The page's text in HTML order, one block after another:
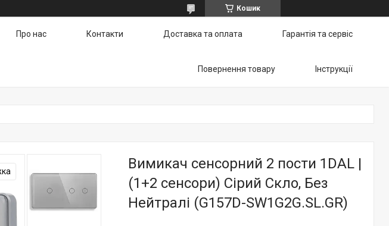
Кошик
Про нас Контакти Доставка та оплата Гарантія та сервіс
Повернення товару Інструкції
Вимикач сенсорний 2 пости 1DAL |
(1+2 сенсори) Сірий Скло, Без
Нейтралі (G157D-SW1G2G.SL.GR)